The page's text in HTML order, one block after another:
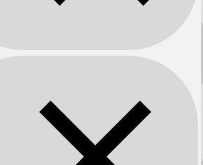
Género:Latino